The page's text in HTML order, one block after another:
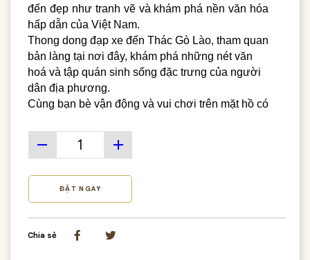
đến đẹp như tranh vẽ và khám phá nền văn hóa
hấp dẫn của Việt Nam.
Thong dong đạp xe đến Thác Gò Lào, tham quan
bản làng tại nơi đây, khám phá những nét văn
hoá và tập quán sinh sống đặc trưng của người
dân địa phương.
Cùng bạn bè vận động và vui chơi trên mặt hồ có
khu vực phía Bắc Việt Nam bằng thuyền Kayak.
remove add
ĐẶT NGAY
Chia sẻ